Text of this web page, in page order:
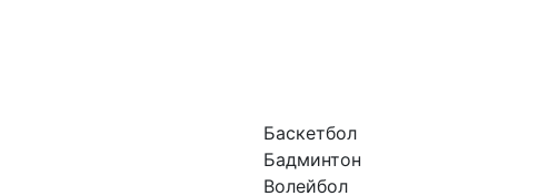
Баскетбол
Бадминтон
Волейбол